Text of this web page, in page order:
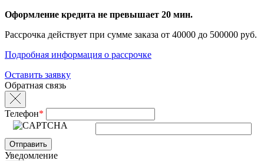
Оформление кредита не превышает 20 мин.
Рассрочка действует при сумме заказа от 40000 до 500000 руб.
Подробная информация о рассрочке
Оставить заявку
Обратная связь
Телефон*
Уведомление